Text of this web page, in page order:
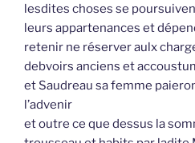
lesdites choses se
leurs appartenances et
retenir ne réserver aulx
debvoirs anciens et
et Saudreau sa femme
l’advenir
et outre ce que dessus la